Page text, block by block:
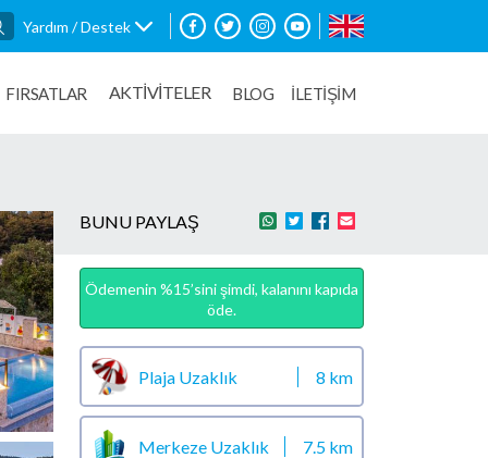
Yardım / Destek
FIRSATLAR AKTİVİTELER BLOG İLETİŞİM
BUNU PAYLAŞ
Ödemenin %15’sini şimdi, kalanını kapıda
öde.
Plaja Uzaklık 8 km
Merkeze Uzaklık 7.5 km